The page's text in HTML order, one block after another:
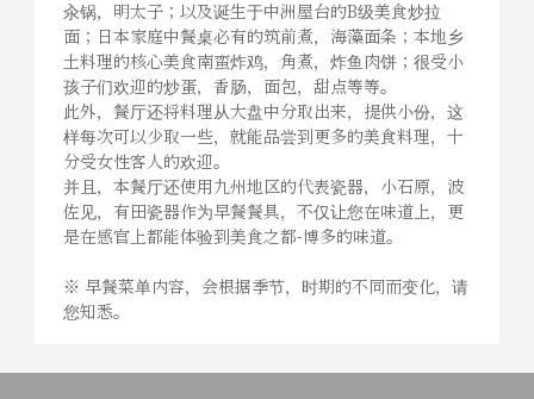
汆锅，明太子；以及诞生于中洲屋台的B级美食炒拉
面；日本家庭中餐桌必有的筑前煮，海藻面条；本地乡
土料理的核心美食南蛮炸鸡，角煮，炸鱼肉饼；很受小
孩子们欢迎的炒蛋，香肠，面包，甜点等等。
此外，餐厅还将料理从大盘中分取出来，提供小份，这
样每次可以少取一些，就能品尝到更多的美食料理，十
分受女性客人的欢迎。
并且，本餐厅还使用九州地区的代表瓷器，小石原，波
佐见，有田瓷器作为早餐餐具，不仅让您在味道上，更
是在感官上都能体验到美食之都-博多的味道。
※ 早餐菜单内容，会根据季节，时期的不同而变化，请
您知悉。